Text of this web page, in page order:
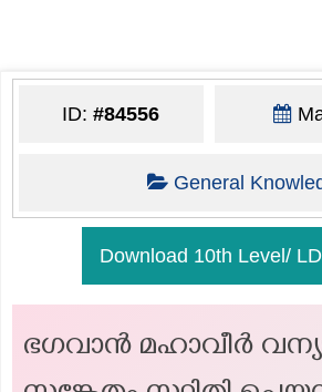
ID:#84556
General
Download 10th Level/
ഭഗവാൻ മഹാവീർ